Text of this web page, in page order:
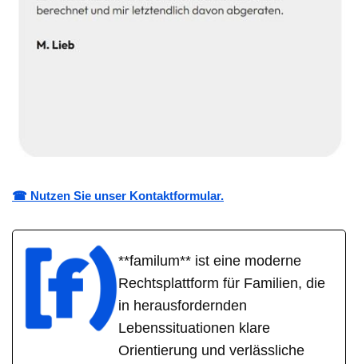
☎ Nutzen Sie unser Kontaktformular.
**familum** ist eine moderne
Rechtsplattform für Familien, die
in herausfordernden
Lebenssituationen klare
Orientierung und verlässliche